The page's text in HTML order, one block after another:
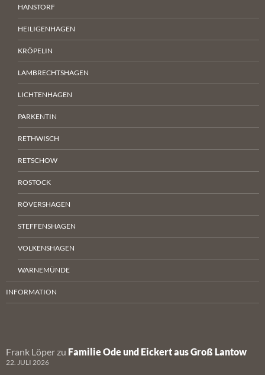
HANSTORF
HEILIGENHAGEN
KRÖPELIN
LAMBRECHTSHAGEN
LICHTENHAGEN
PARKENTIN
RETHWISCH
RETSCHOW
ROSTOCK
RÖVERSHAGEN
STEFFENSHAGEN
VOLKENSHAGEN
WARNEMÜNDE
INFORMATION
Frank Löper zu Familie Ode und Eickert aus Groß Lantow
22. JULI 2026